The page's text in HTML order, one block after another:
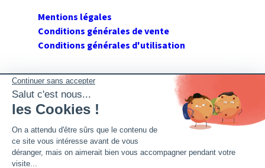
Mentions légales
Conditions générales de vente
Conditions générales d'utilisation
SUIVEZ GERANT DE SARL
Twitter